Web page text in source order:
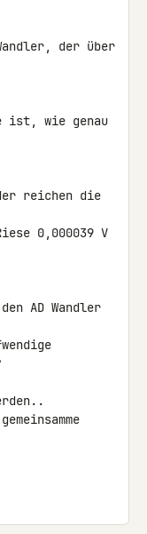
der über
ist, wie genau
reichen die
0,000039 V
AD Wandler